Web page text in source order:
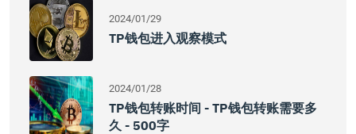
2024/01/29
TP钱包进入观察模式
2024/01/28
TP钱包转账时间 - TP钱包转账需要多
久 - 500字